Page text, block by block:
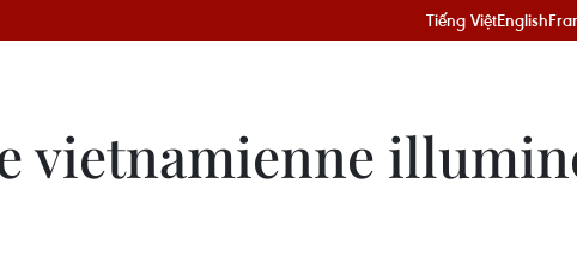
Tiếng ViệtEnglish
vietnamienne